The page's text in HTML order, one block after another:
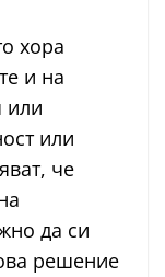
хора
и на
или
или
че
да си
решение